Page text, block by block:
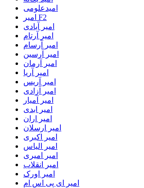
امیدعلومی
امیر F2
امیر آبادی
امیر آرتام
امیر آرسام
امیر آرسین
امیر آرمان
امیر آریا
امیر آریس
امیر آزادی
امیر آمیار
امیر ابدی
امیر اران
امیر ارسلان
امیر اکبری
امیر الیاس
امیر امیری
امیر انقلاب
امیر اورک
امیر ای پی اس ام